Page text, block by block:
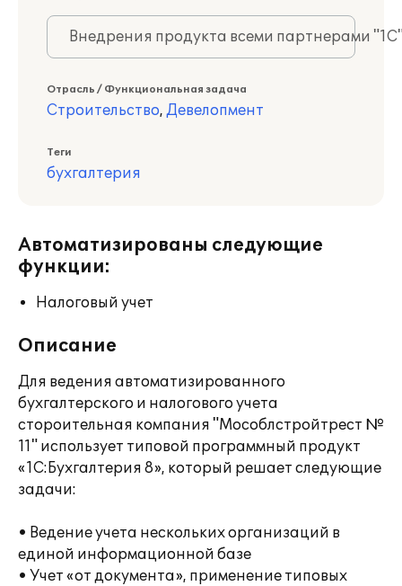
Внедрения продукта всеми партнерами
Отрасль / Функциональная задача
Строительство, Девелопмент
Теги
бухгалтерия
Автоматизированы следующие
функции:
Налоговый учет
Описание
Для ведения автоматизированного
бухгалтерского и налогового учета
стороительная компания "Мособлстройтрест №
11" использует типовой программный продукт
«1С:Бухгалтерия 8», который решает следующие
задачи:
• Ведение учета нескольких организаций в
единой информационной базе
• Учет «от документа», применение типовых